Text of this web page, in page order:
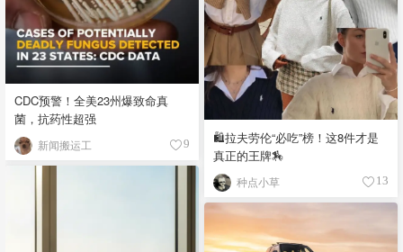
CDC预警！全美23州爆致命真
菌，抗药性超强
新闻搬运工 9
🛍️拉夫劳伦“必吃”榜！这8件才是
真正的王牌🏇
种点小草 13